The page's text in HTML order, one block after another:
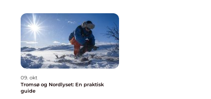
09. okt
Tromsø og Nordlyset: En praktisk
guide